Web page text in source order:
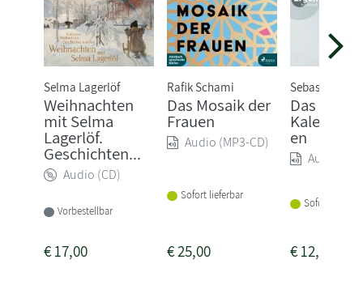
Selma Lagerlöf
Weihnachten
mit Selma
Lagerlöf.
Geschichten...
Audio (CD)
Vorbestellbar
€17,00
Rafik Schami
Das Mosaik der
Frauen
Audio (MP3-CD)
Sofort lieferbar
€25,00
Sebastian
Das
en
Audio
Sofort
€12,00